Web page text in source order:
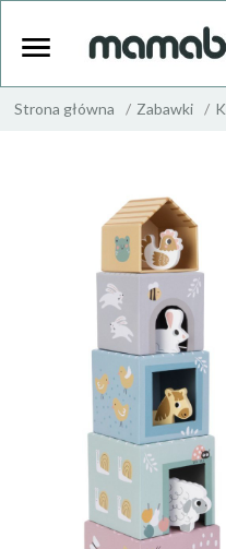
Strona główna Zabawki